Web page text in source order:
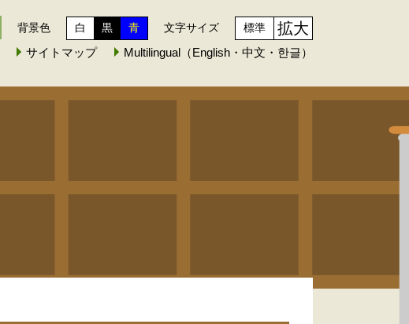
背景色 白 黒 青 文字サイズ 標準 拡大
サイトマップ Multilingual（English・中文・한글）